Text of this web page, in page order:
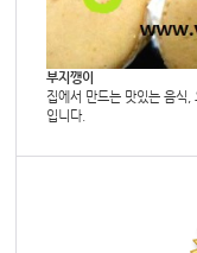
부지깽이
집에서 만드는 맛있는 음식
입니다.